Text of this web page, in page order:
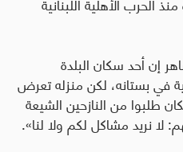
إن أحد سكان البلدة
بستانه، لكن منزله تعرض
من النازحين الشيعة
لا نريد مشاكل لكم ولا لنا».